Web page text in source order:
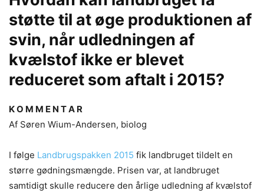
støtte til at øge produktionen af
svin, når udledningen af
kvælstof ikke er blevet
reduceret som aftalt i 2015?
K O M M E N T A R
Af Søren Wium-Andersen, biolog
I følge Landbrugspakken 2015 fik landbruget tildelt en
større gødningsmængde. Prisen var, at landbruget
samtidigt skulle reducere den årlige udledning af kvælstof